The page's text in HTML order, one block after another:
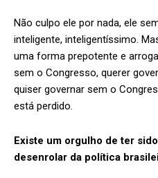
Não culpo ele por nada, ele
inteligente, inteligentíssimo.
uma forma prepotente e
sem o Congresso, querer
quiser governar sem o
está perdido.
Existe um orgulho de ter
desenrolar da política